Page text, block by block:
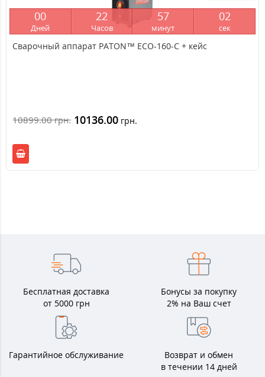
00
Дней
22
Часов
57
минут
02
сек
Сварочный аппарат PATON™ ECO-160-C + кейс
10899.00грн. 10136.00 грн.
Бесплатная доставка
от 5000 грн
Бонусы за покупку
2% на Ваш счет
Гарантийное обслуживание
Возврат и обмен
в течении 14 дней